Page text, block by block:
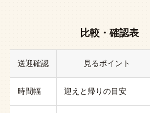
比較・確認表
送迎確認 見るポイント
時間幅 迎えと帰りの目安